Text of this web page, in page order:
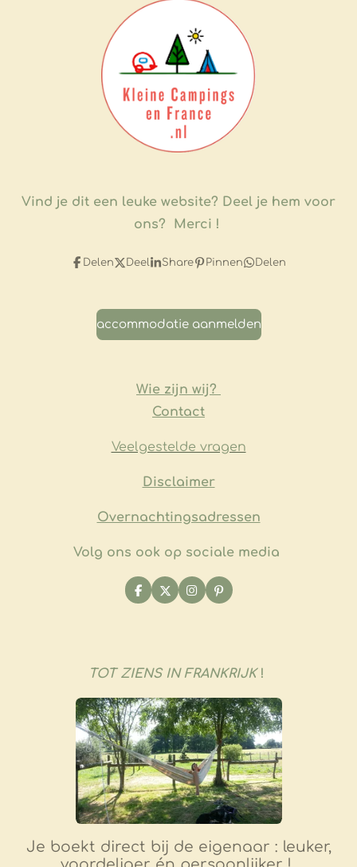
Vind je dit een leuke website? Deel je hem voor
ons? Merci !
Delen Deel Share Pinnen Delen
accommodatie aanmelden
Wie zijn wij?
Contact
Veelgestelde vragen
​Disclaimer
Overnachtingsadressen
Volg ons ook op sociale media
F
a
o
k
X
I
n
r
a
P
i
e
s
TOT ZIENS IN FRANKRIJK!
Je boekt direct bij de eigenaar : leuker,